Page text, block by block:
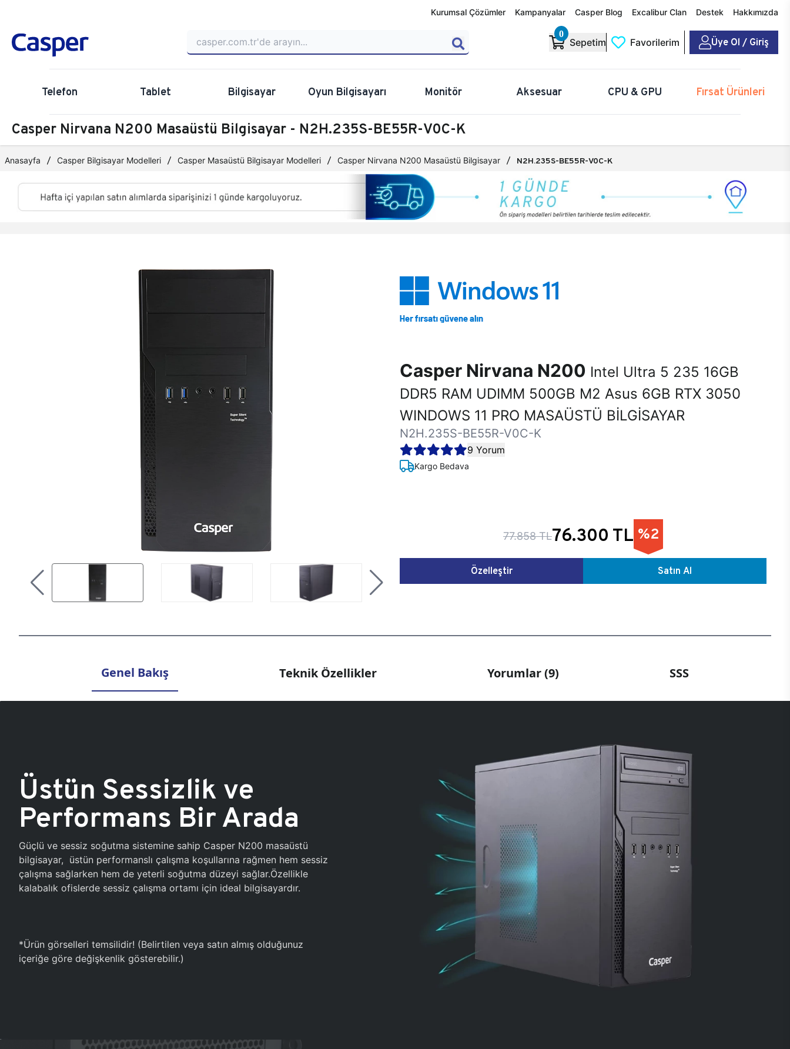
Kurumsal Çözümler Kampanyalar Casper Blog Excalibur Clan Destek Hakkımızda
0
Sepetim Favorilerim Üye Ol / Giriş
Telefon Tablet Bilgisayar Oyun Bilgisayarı Monitör Aksesuar CPU & GPU Fırsat Ürünleri
Casper Nirvana N200 Masaüstü Bilgisayar - N2H.235S-BE55R-V0C-K
Anasayfa Casper Bilgisayar Modelleri Casper Masaüstü Bilgisayar Modelleri Casper Nirvana N200 Masaüstü Bilgisayar N2H.235S-BE55R-V0C-K
Casper Nirvana N200 Intel Ultra 5 235 16GB
DDR5 RAM UDIMM 500GB M2 Asus 6GB RTX 3050
WINDOWS 11 PRO MASAÜSTÜ BİLGİSAYAR
N2H.235S-BE55R-V0C-K
9 Yorum
Kargo Bedava
77.858 TL76.300 TL %2
Özelleştir Satın Al
Genel Bakış Teknik Özellikler Yorumlar (9) SSS
Üstün Sessizlik ve
Performans Bir Arada
Güçlü ve sessiz soğutma sistemine sahip Casper N200 masaüstü
bilgisayar, üstün performanslı çalışma koşullarına rağmen hem sessiz
çalışma sağlarken hem de yeterli soğutma düzeyi sağlar.Özellikle
kalabalık ofislerde sessiz çalışma ortamı için ideal bilgisayardır.
*Ürün görselleri temsilidir! (Belirtilen veya satın almış olduğunuz
içeriğe göre değişkenlik gösterebilir.)